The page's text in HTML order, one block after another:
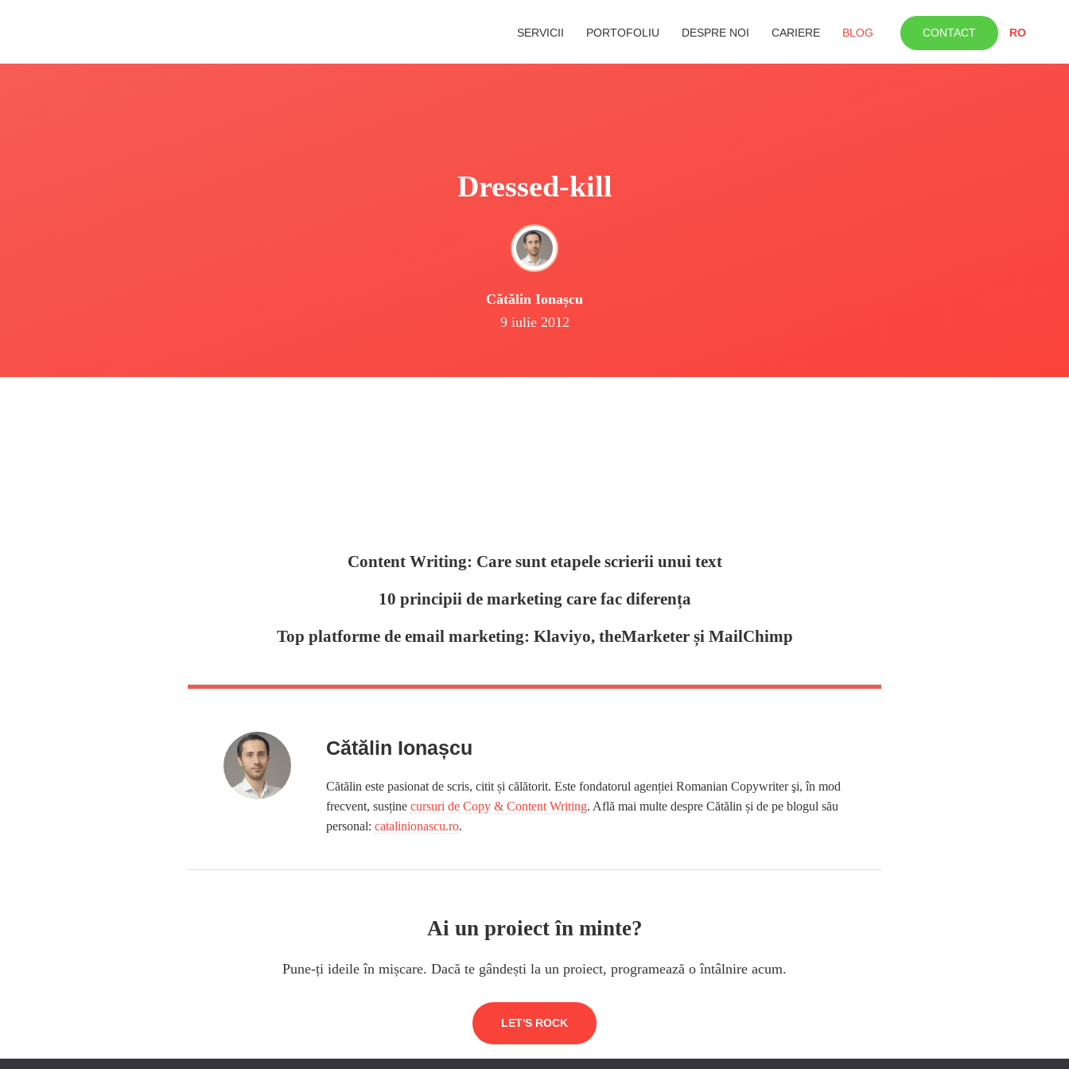
SERVICII PORTOFOLIU DESPRE NOI CARIERE BLOG CONTACT RO
Dressed-kill
Cătălin Ionașcu
9 iulie 2012
Content Writing: Care sunt etapele scrierii unui text
10 principii de marketing care fac diferența
Top platforme de email marketing: Klaviyo, theMarketer și MailChimp
Cătălin Ionașcu
Cătălin este pasionat de scris, citit și călătorit. Este fondatorul agenției Romanian Copywriter şi, în mod
frecvent, susținecursuri de Copy & Content Writing. Află mai multe despre Cătălin și de pe blogul său
personal:catalinionascu.ro.
Ai un proiect în minte?
Pune-ți ideile în mișcare. Dacă te gândești la un proiect, programează o întâlnire acum.
LET'S ROCK